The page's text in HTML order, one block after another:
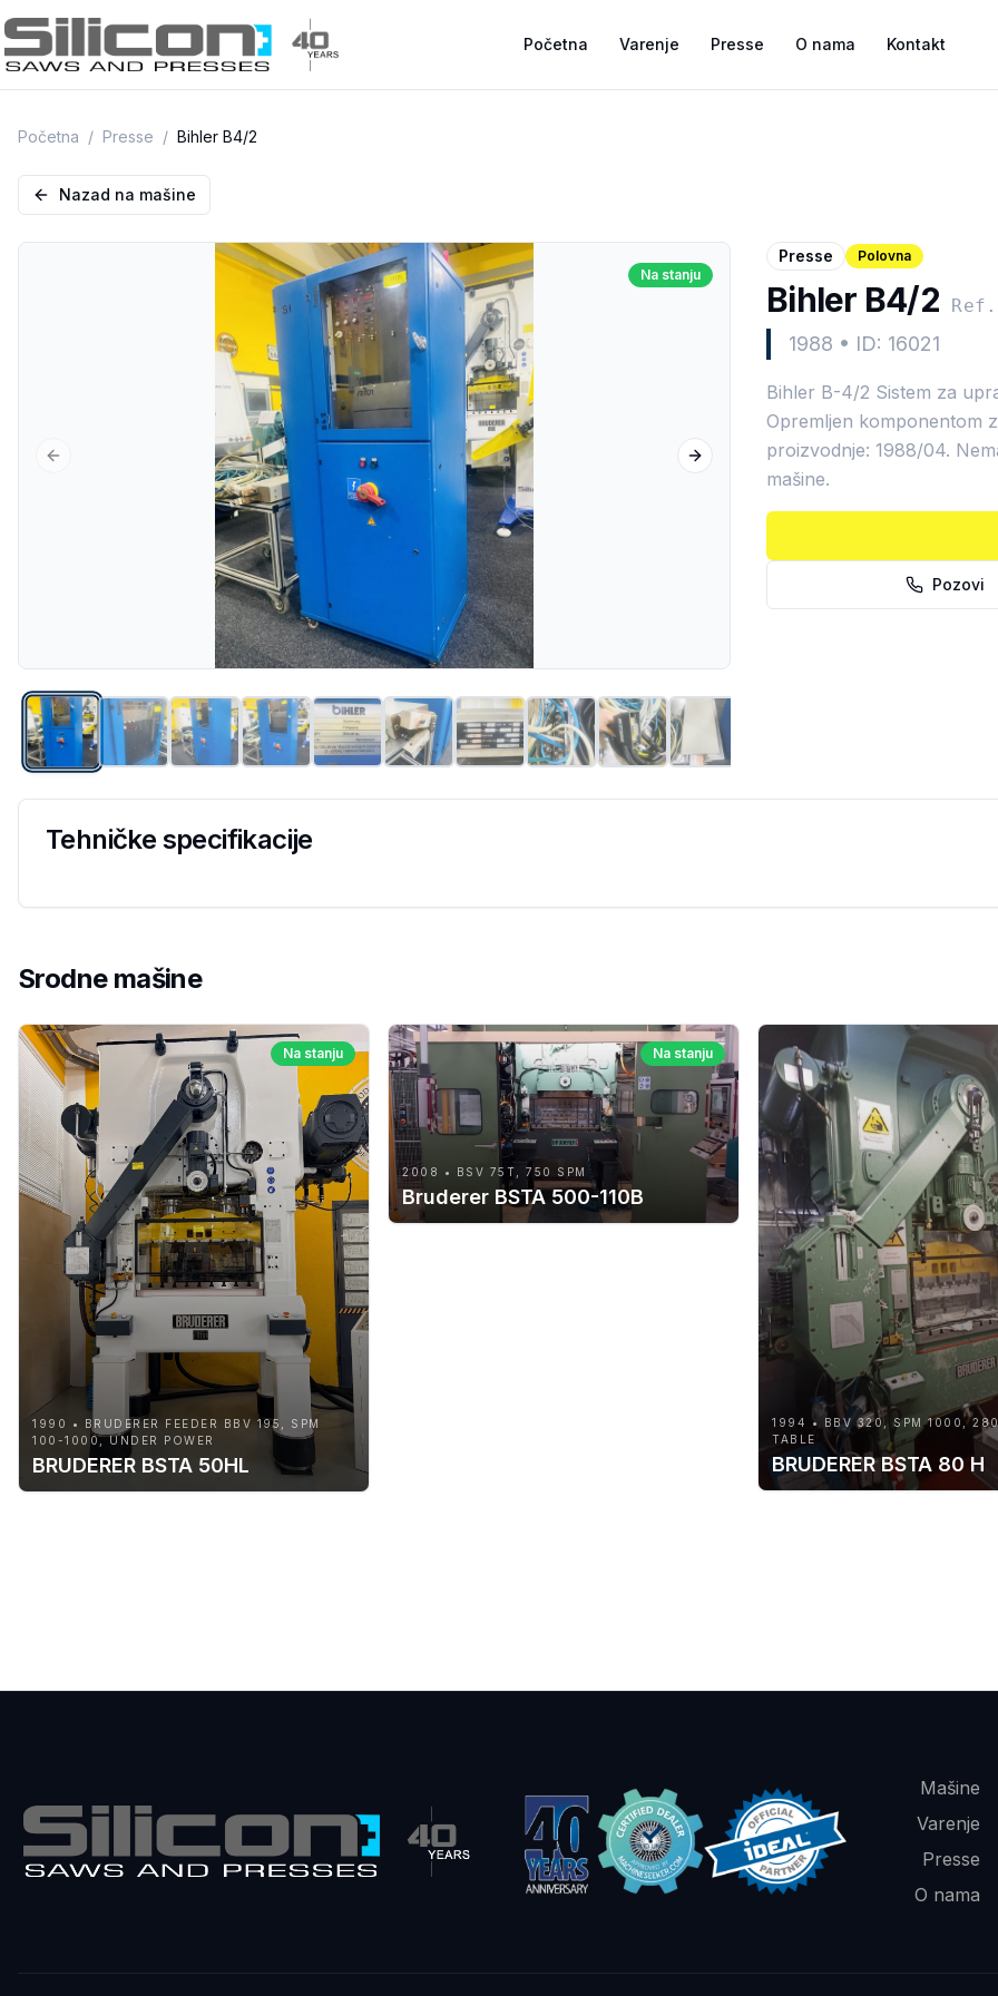
Početna Varenje Presse O nama Kontakt
Početna / Presse / Bihler B4/2
Nazad na mašine
Previous slide Next slide
Na stanju
Presse Polovna
Bihler B4/2 Ref.
1988 • ID: 16021
Bihler B-4/2 Sistem za
Opremljen komponentom
proizvodnje: 1988/04.
mašine.
Pozovi
Tehničke specifikacije
Srodne mašine
Na stanju
1990 • BRUDERER FEEDER BBV 195, SPM
100-1000, UNDER POWER
BRUDERER BSTA 50HL
Na stanju
2008 • BSV 75T, 750 SPM
Bruderer BSTA 500-110B
1994 • BBV 320, SPM 1000,
TABLE
BRUDERER BSTA 80 H
Mašine
Varenje
Presse
O nama